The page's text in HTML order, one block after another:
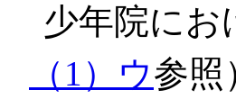
少年院にお
（1）ウ参照